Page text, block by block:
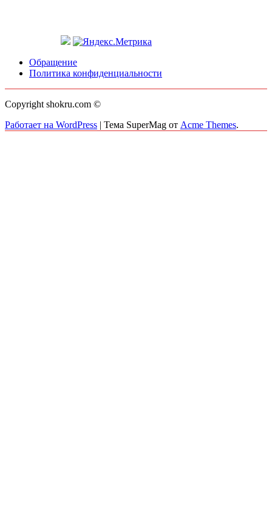
Обращение
Политика конфиденциальности
Copyright shokru.com ©
Работает на WordPress | Тема SuperMag от Acme Themes.